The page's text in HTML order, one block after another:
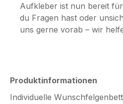
Aufkleber ist nun bereit
du Fragen hast oder
uns gerne vorab – wir
Produktinformationen
Individuelle